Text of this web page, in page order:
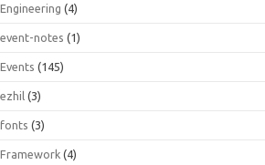
Engineering (4)
event-notes (1)
Events (145)
ezhil (3)
fonts (3)
Framework (4)